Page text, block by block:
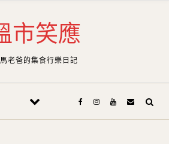
市笑應
老爸的集食行樂日記